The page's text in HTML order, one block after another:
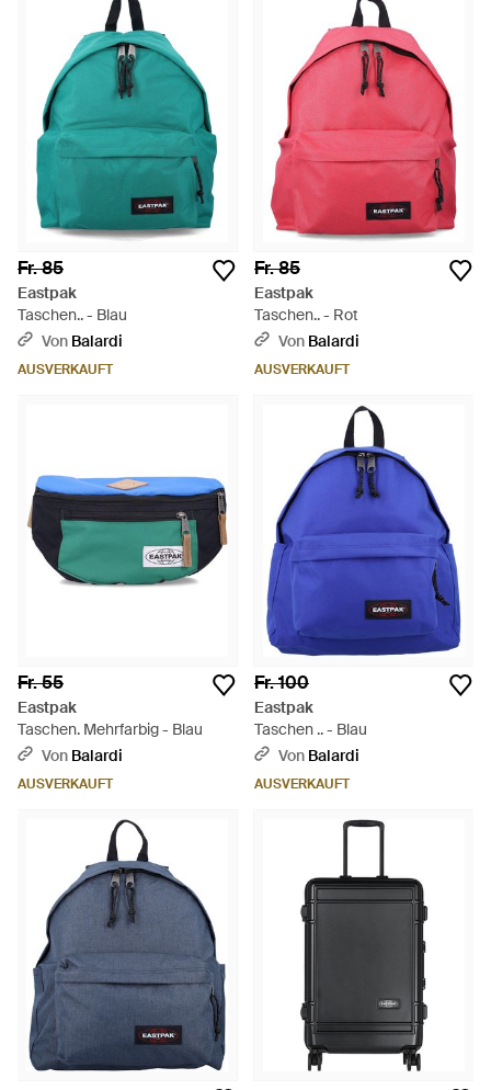
Fr. 85
Eastpak
Taschen.. - Blau
Von Balardi
AUSVERKAUFT
Fr. 85
Eastpak
Taschen.. - Rot
Von Balardi
AUSVERKAUFT
Fr. 55
Eastpak
Taschen. Mehrfarbig - Blau
Von Balardi
AUSVERKAUFT
Fr. 100
Eastpak
Taschen .. - Blau
Von Balardi
AUSVERKAUFT